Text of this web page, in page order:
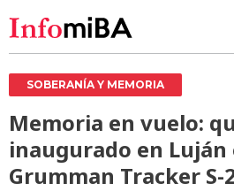
SOBERANÍA Y MEMORIA
Memoria en vuelo:
inaugurado en Luján
Grumman Tracker S-